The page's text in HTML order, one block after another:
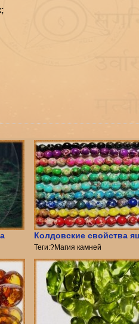
Колдовские свойства
Теги:?Магия камней